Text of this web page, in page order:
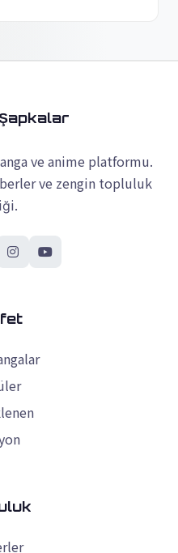
ve anime platformu.
ve zengin topluluk